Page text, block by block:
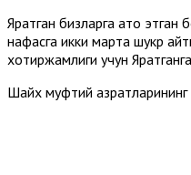
Яратган бизларга ато
нафасга икки марта шукр
хотиржамлиги учун
Шайх муфтий